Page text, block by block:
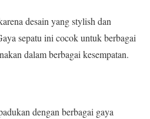
desain yang stylish dan
sepatu ini cocok untuk berbagai
dalam berbagai kesempatan.
dengan berbagai gaya